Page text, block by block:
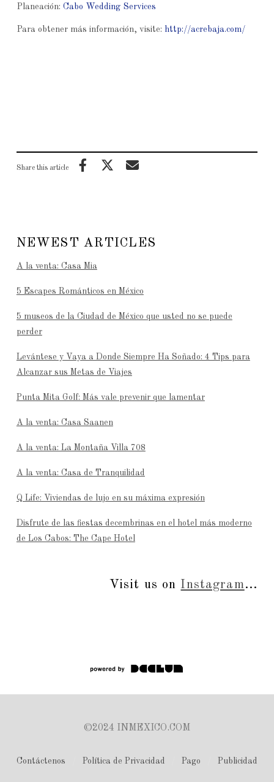
Planeación: Cabo Wedding Services
Para obtener más información, visite: http://acrebaja.com/
Share this article
NEWEST ARTICLES
A la venta: Casa Mia
5 Escapes Románticos en México
5 museos de la Ciudad de México que usted no se puede
perder
Levántese y Vaya a Donde Siempre Ha Soñado: 4 Tips para
Alcanzar sus Metas de Viajes
Punta Mita Golf: Más vale prevenir que lamentar
A la venta: Casa Saanen
A la venta: La Montaña Villa 708
A la venta: Casa de Tranquilidad
Q Life: Viviendas de lujo en su máxima expresión
Disfrute de las fiestas decembrinas en el hotel más moderno
de Los Cabos: The Cape Hotel
Visit us on Instagram...
©2024 INMEXICO.COM
Contáctenos Política de Privacidad Pago Publicidad